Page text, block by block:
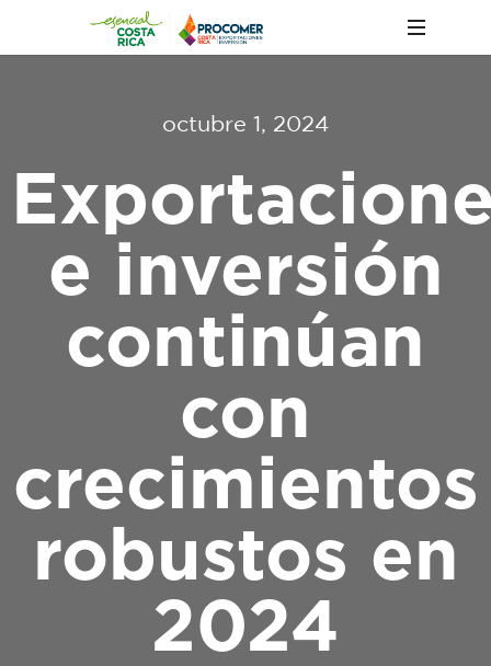
octubre 1, 2024
e inversión
continúan
con
crecimientos
robustos en
2024